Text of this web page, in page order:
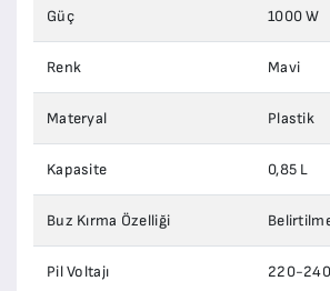
Güç 1000 W
Renk Mavi
Materyal Plastik
Kapasite 0,85 L
Buz Kırma Özelliği
Pil Voltajı 220-